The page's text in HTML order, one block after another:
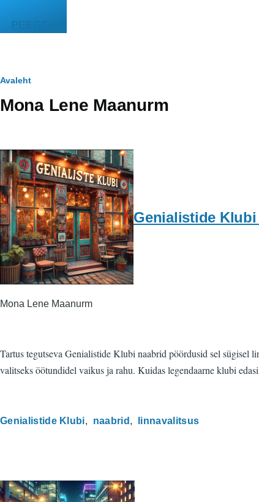
PEEGEL
Leivapuru
Avaleht
Mona Lene Maanurm
Genialistide
Mona Lene Maanurm
Tartus tegutseva Genialistide Klubi naabrid pöördusid sel sügisel
valitseks öötundidel vaikus ja rahu. Kuidas legendaarne klubi
Genialistide Klubi naabrid linnavalitsus